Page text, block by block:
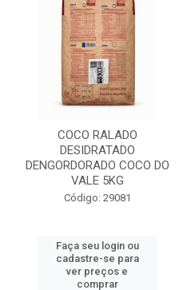
COCO RALADO
DESIDRATADO
DENGORDORADO COCO DO
VALE 5KG
Código: 29081
Faça seu login ou
cadastre-se para
ver preços e
comprar